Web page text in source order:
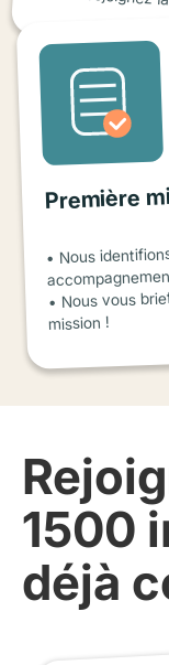
Première
• Nous
• Nous vous
mission !
1500
déjà